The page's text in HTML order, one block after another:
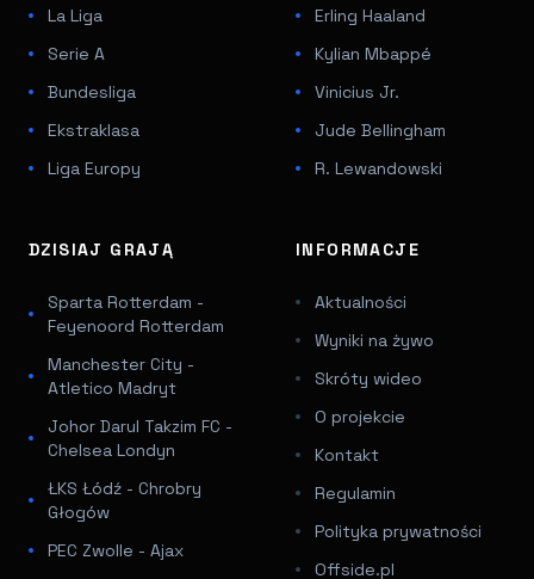
La Liga
Serie A
Bundesliga
Ekstraklasa
Liga Europy
Erling Haaland
Kylian Mbappé
Vinicius Jr.
Jude Bellingham
R. Lewandowski
DZISIAJ GRAJĄ
Sparta Rotterdam -
Feyenoord Rotterdam
Manchester City -
Atletico Madryt
Johor Darul Takzim FC -
Chelsea Londyn
ŁKS Łódź - Chrobry
Głogów
PEC Zwolle - Ajax
INFORMACJE
Aktualności
Wyniki na żywo
Skróty wideo
O projekcie
Kontakt
Regulamin
Polityka prywatności
Offside.pl